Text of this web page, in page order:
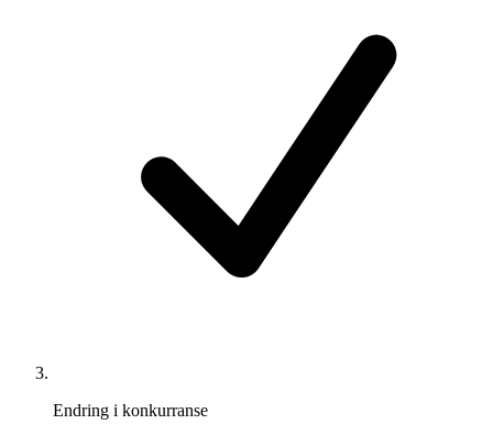
Endring i konkurranse